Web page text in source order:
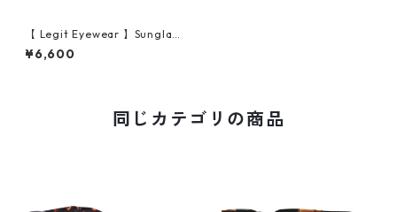
【 Legit Eyewear 】Sunglas
ses Horikawa (Black/Lt Red)
¥6,600
同じカテゴリの商品